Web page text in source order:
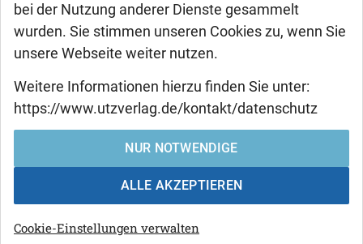
bei der Nutzung anderer Dienste gesammelt
wurden. Sie stimmen unseren Cookies zu, wenn Sie
unsere Webseite weiter nutzen.
Weitere Informationen hierzu finden Sie unter:
https://www.utzverlag.de/kontakt/datenschutz
NUR NOTWENDIGE
ALLE AKZEPTIEREN
Cookie-Einstellungen verwalten
Susanne Wasum
Der internationale Seegerichtshof
im System der obligatorischen
Streitbeilegungsverfahren der
Seerechtskonvention